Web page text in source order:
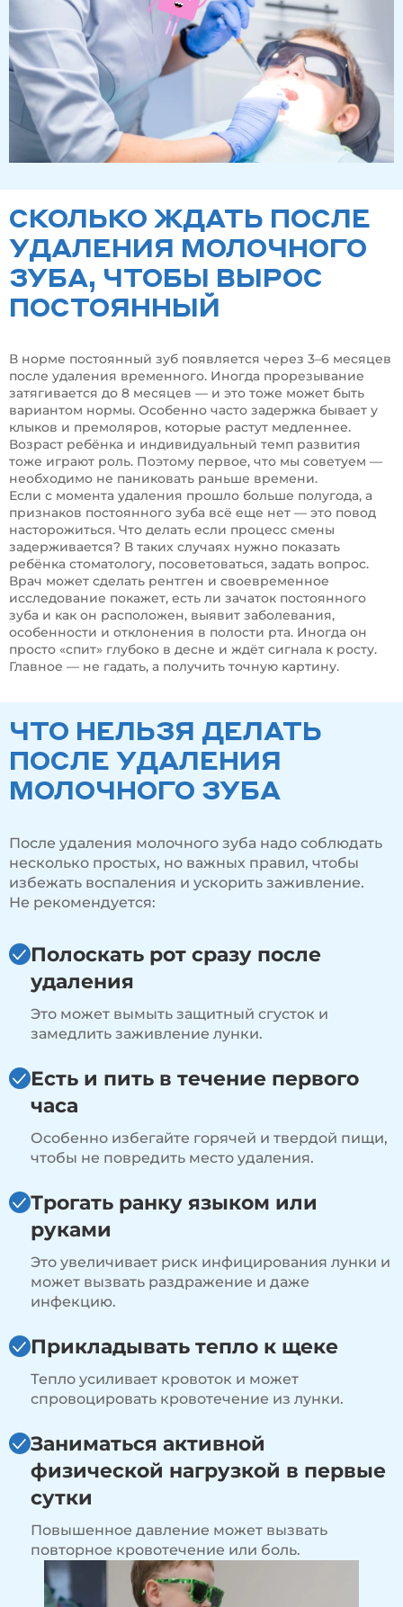
СКОЛЬКО ЖДАТЬ ПОСЛЕ
УДАЛЕНИЯ МОЛОЧНОГО
ЗУБА, ЧТОБЫ ВЫРОС
ПОСТОЯННЫЙ
В норме постоянный зуб появляется через 3–6 месяцев
после удаления временного. Иногда прорезывание
затягивается до 8 месяцев — и это тоже может быть
вариантом нормы. Особенно часто задержка бывает у
клыков и премоляров, которые растут медленнее.
Возраст ребёнка и индивидуальный темп развития
тоже играют роль. Поэтому первое, что мы советуем —
необходимо не паниковать раньше времени.
Если с момента удаления прошло больше полугода, а
признаков постоянного зуба всё еще нет — это повод
насторожиться. Что делать если процесс смены
задерживается? В таких случаях нужно показать
ребёнка стоматологу, посоветоваться, задать вопрос.
Врач может сделать рентген и своевременное
исследование покажет, есть ли зачаток постоянного
зуба и как он расположен, выявит заболевания,
особенности и отклонения в полости рта. Иногда он
просто «спит» глубоко в десне и ждёт сигнала к росту.
Главное — не гадать, а получить точную картину.
ЧТО НЕЛЬЗЯ ДЕЛАТЬ
ПОСЛЕ УДАЛЕНИЯ
МОЛОЧНОГО ЗУБА
После удаления молочного зуба надо соблюдать
несколько простых, но важных правил, чтобы
избежать воспаления и ускорить заживление.
Не рекомендуется:
Полоскать рот сразу после
удаления
Это может вымыть защитный сгусток и
замедлить заживление лунки.
Есть и пить в течение первого
часа
Особенно избегайте горячей и твердой пищи,
чтобы не повредить место удаления.
Трогать ранку языком или
руками
Это увеличивает риск инфицирования лунки и
может вызвать раздражение и даже
инфекцию.
Прикладывать тепло к щеке
Тепло усиливает кровоток и может
спровоцировать кровотечение из лунки.
Заниматься активной
физической нагрузкой в первые
сутки
Повышенное давление может вызвать
повторное кровотечение или боль.